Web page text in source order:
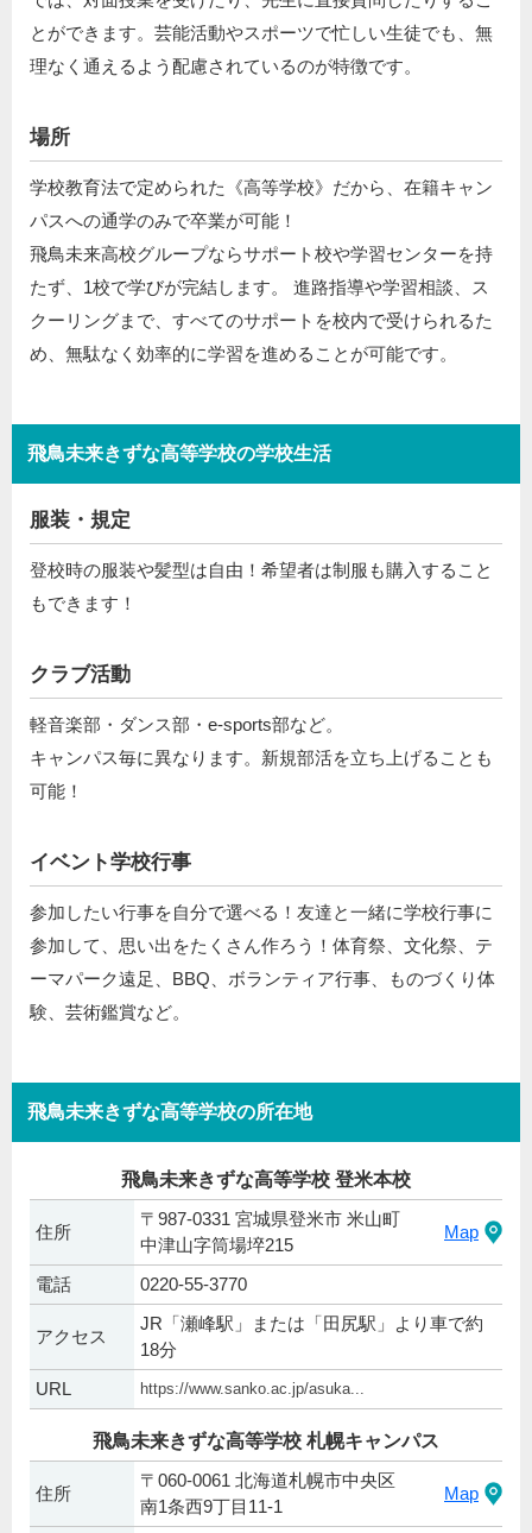
とができます。芸能活動やスポーツで忙しい生徒でも、無
理なく通えるよう配慮されているのが特徴です。
場所
学校教育法で定められた《高等学校》だから、在籍キャン
パスへの通学のみで卒業が可能！
飛鳥未来高校グループならサポート校や学習センターを持
たず、1校で学びが完結します。 進路指導や学習相談、ス
クーリングまで、すべてのサポートを校内で受けられるた
め、無駄なく効率的に学習を進めることが可能です。
飛鳥未来きずな高等学校の学校生活
服装・規定
登校時の服装や髪型は自由！希望者は制服も購入すること
もできます！
クラブ活動
軽音楽部・ダンス部・e-sports部など。
キャンパス毎に異なります。新規部活を立ち上げることも
可能！
イベント学校行事
参加したい行事を自分で選べる！友達と一緒に学校行事に
参加して、思い出をたくさん作ろう！体育祭、文化祭、テ
ーマパーク遠足、BBQ、ボランティア行事、ものづくり体
験、芸術鑑賞など。
飛鳥未来きずな高等学校の所在地
飛鳥未来きずな高等学校 登米本校
住所
〒987-0331 宮城県登米市 米山町
中津山字筒場埣215
Map
電話 0220-55-3770
アクセス
JR「瀬峰駅」または「田尻駅」より車で約
18分
URL
https://www.sanko.ac.jp/asuka...
飛鳥未来きずな高等学校 札幌キャンパス
住所
〒060-0061 北海道札幌市中央区
南1条西9丁目11-1
Map